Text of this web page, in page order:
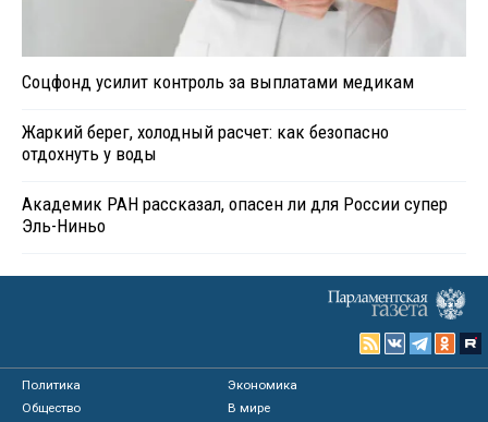
Соцфонд усилит контроль за выплатами медикам
Жаркий берег, холодный расчет: как безопасно
отдохнуть у воды
Академик РАН рассказал, опасен ли для России супер
Эль-Ниньо
Политика
Экономика
Общество
В мире